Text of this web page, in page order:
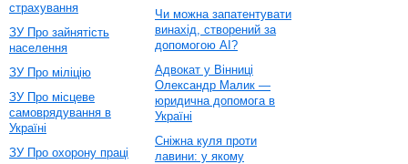
страхування
ЗУ Про зайнятість
населення
ЗУ Про міліцію
ЗУ Про місцеве
самоврядування в
Україні
ЗУ Про охорону праці
Чи можна запатентувати
винахід, створений за
допомогою AI?
Адвокат у Вінниці
Олександр Малик —
юридична допомога в
Україні
Сніжна куля проти
лавини: у якому